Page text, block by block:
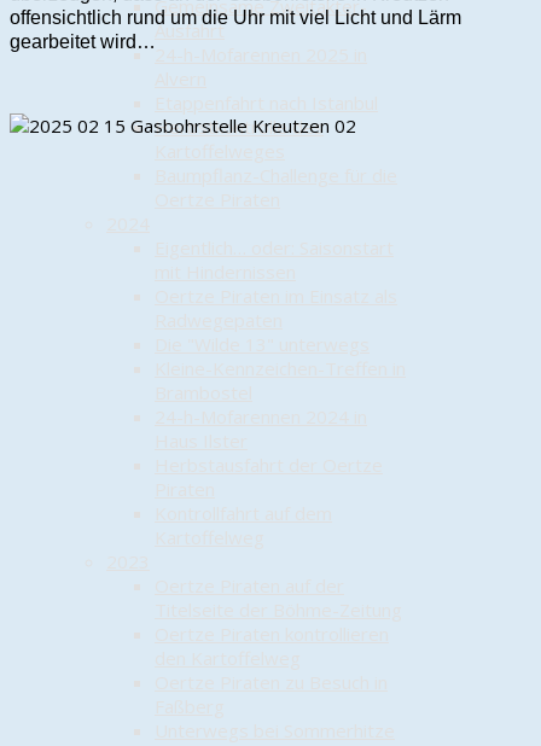
Gemeinsame Zweitakter-
Ausfahrt
Herbstkontrolle des
offensichtlich rund um die Uhr mit viel Licht und Lärm
gearbeitet wird…